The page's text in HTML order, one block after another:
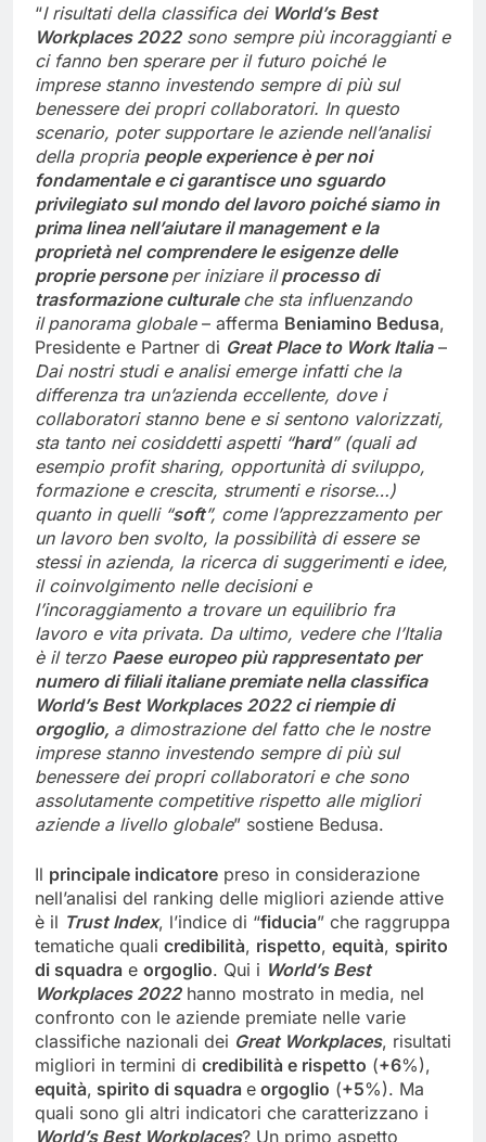
“I risultati della classifica dei World’sBest
Workplaces2022sono sempre più incoraggianti e
ci fanno ben sperare per il futuro poiché le
imprese stanno investendo sempre di più sul
benessere dei propri collaboratori. In questo
scenario, poter supportare le aziende nell’analisi
della propria people experienceè per noi
fondamentale e ci garantisce uno sguardo
privilegiato sul mondo del lavoro poiché siamo in
prima linea nell’aiutare il management e la
proprietà nel comprendere le esigenze delle
proprie persone per iniziare ilprocesso di
trasformazione culturale che sta influenzando
il panorama globale – afferma Beniamino Bedusa,
Presidente e Partner di Great Place to Work Italia–
Dai nostri studi eanalisi emerge infatti che la
differenza tra un’azienda eccellente, dove i
collaboratori stanno bene e si sentono valorizzati,
sta tanto nei cosiddetti aspetti “hard” (quali ad
esempio profit sharing, opportunità di sviluppo,
formazione e crescita, strumenti e risorse…)
quanto in quelli “soft”, come l’apprezzamento per
un lavoro ben svolto, la possibilità di essere se
stessi in azienda, la ricerca di suggerimenti e idee,
il coinvolgimento nelle decisioni e
l’incoraggiamento a trovare un equilibrio fra
lavoro e vita privata. Da ultimo, vedere che l’Italia
è il terzo Paese europeo più rappresentato per
numero di filiali italiane premiate nella classifica
World’sBest Workplaces2022 ci riempie di
orgoglio, a dimostrazione del fatto che le nostre
imprese stanno investendo sempre di più sul
benessere dei propri collaboratori e che sono
assolutamente competitive rispetto alle migliori
aziende a livello globale” sostiene Bedusa.
Il principale indicatore preso in considerazione
nell’analisi del ranking delle migliori aziende attive
è il Trust Index, l’indice di “fiducia” che raggruppa
tematiche quali credibilità, rispetto, equità, spirito
di squadra e orgoglio. Qui i World’sBest
Workplaces2022hanno mostrato in media, nel
confronto con le aziende premiate nelle varie
classifiche nazionali dei GreatWorkplaces, risultati
migliori in termini di credibilità e rispetto (+6%),
equità, spirito di squadra e orgoglio (+5%). Ma
quali sono gli altri indicatori che caratterizzano i
World’sBest Workplaces? Un primo aspetto